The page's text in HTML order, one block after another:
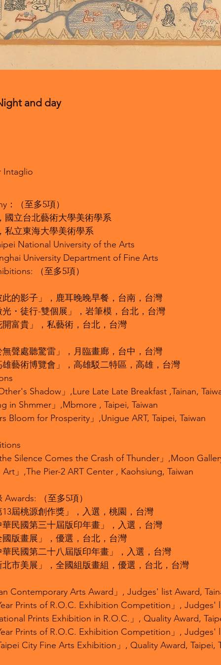
and day
Intaglio
：（至多5項）
國立台北藝術大學美術學系
私立東海大學美術學系
National University of the Arts
University Department of Fine Arts
（至多5項）
此的影子」，鹿耳晚晚早餐，台南，台灣
光・徒行-雙個展」，岩筆模，台北，台灣
開富貴」，私藝術，台北，台灣
無聲處聽驚雷」，月臨畫廊，台中，台灣
雄藝術博覽會」，高雄駁二特區，高雄，台灣
Shadow」,Lure Late Late Breakfast ,Tainan,
in Shmmer」,Mbmore , Taipei, Taiwan
Bloom for Prosperity」,Unigue ART, Taipei, Taiwan
Silence Comes the Crash of Thunder」,Moon
Art」,The Pier-2 ART Center , Kaohsiung, Taiwan
（至多5項）
13屆桃源創作獎」，入選，桃園，台灣
華民國第三十屆版印年畫」，入選，台灣
國版畫展」，優選，台北，台灣
華民國第二十八屆版印年畫」，入選，台灣
北市美展」，全國組版畫組，優選，台北，台灣
Contemporary Arts Award」, Judges' list Award,
Prints of R.O.C. Exhibition Competition」, Judges'
Prints Exhibition in R.O.C.」, Quality Award,
Prints of R.O.C. Exhibition Competition」, Judges'
City Fine Arts Exhibition」, Quality Award, Taipei,